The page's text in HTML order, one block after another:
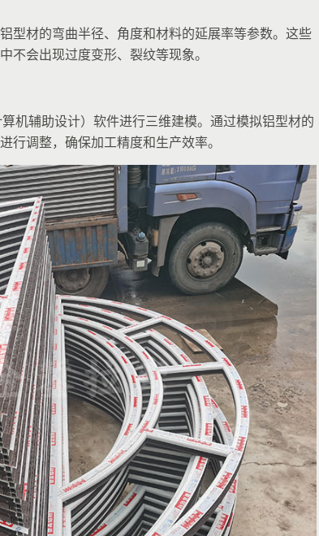
型材的弯曲半径、角度和材料的延展率等参数。这些
不会出现过度变形、裂纹等现象。
机辅助设计）软件进行三维建模。通过模拟铝型材的
行调整，确保加工精度和生产效率。